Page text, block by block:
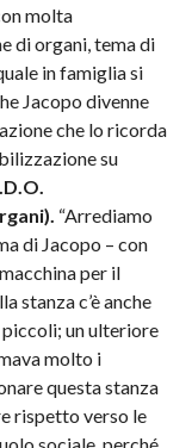
molta
di organi, tema di
in famiglia si
Jacopo divenne
che lo ricorda
su
“Arrediamo
di Jacopo – con
per il
stanza c’è anche
un ulteriore
molto i
questa stanza
rispetto verso le